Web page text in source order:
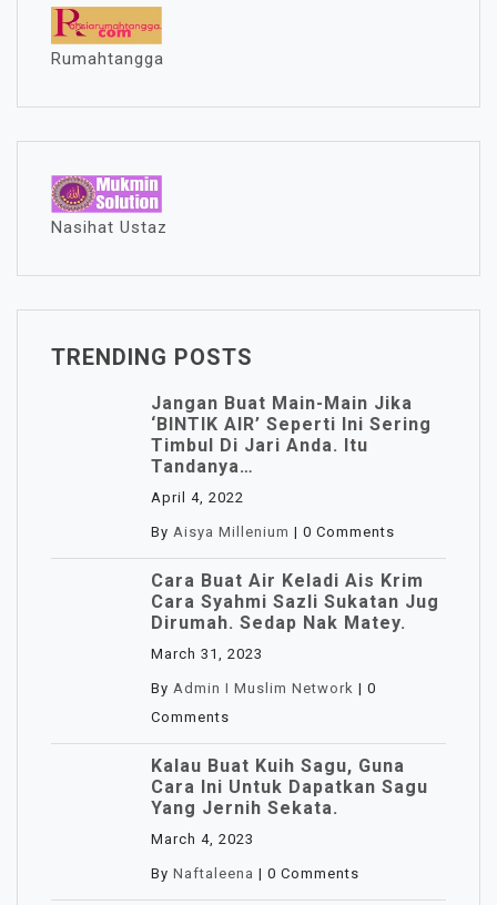
Rumahtangga
Nasihat Ustaz
TRENDING POSTS
Jangan Buat Main-Main Jika
‘BINTIK AIR’ Seperti Ini Sering
Timbul Di Jari Anda. Itu
Tandanya…
April 4, 2022
By Aisya Millenium | 0 Comments
Cara Buat Air Keladi Ais Krim
Cara Syahmi Sazli Sukatan Jug
Dirumah. Sedap Nak Matey.
March 31, 2023
By Admin I Muslim Network | 0
Comments
Kalau Buat Kuih Sagu, Guna
Cara Ini Untuk Dapatkan Sagu
Yang Jernih Sekata.
March 4, 2023
By Naftaleena | 0 Comments